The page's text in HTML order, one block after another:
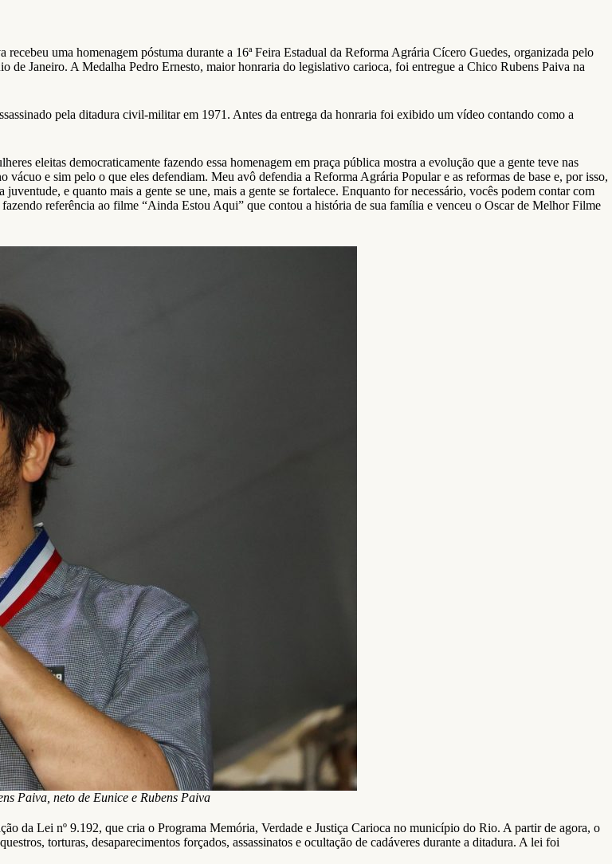
uma homenagem póstuma durante a 16ª Feira Estadual da Reforma Agrária Cícero Guedes, organizada pelo
Janeiro. A Medalha Pedro Ernesto, maior honraria do legislativo carioca, foi entregue a Chico Rubens Paiva na
pela ditadura civil-militar em 1971. Antes da entrega da honraria foi exibido um vídeo contando como a
eleitas democraticamente fazendo essa homenagem em praça pública mostra a evolução que a gente teve nas
vácuo e sim pelo o que eles defendiam. Meu avô defendia a Reforma Agrária Popular e as reformas de base e, por isso,
e quanto mais a gente se une, mais a gente se fortalece. Enquanto for necessário, vocês podem contar com
referência ao filme “Ainda Estou Aqui” que contou a história de sua família e venceu o Oscar de Melhor Filme
Paiva, neto de Eunice e Rubens Paiva
da Lei nº 9.192, que cria o Programa Memória, Verdade e Justiça Carioca no município do Rio. A partir de agora, o
torturas, desaparecimentos forçados, assassinatos e ocultação de cadáveres durante a ditadura. A lei foi